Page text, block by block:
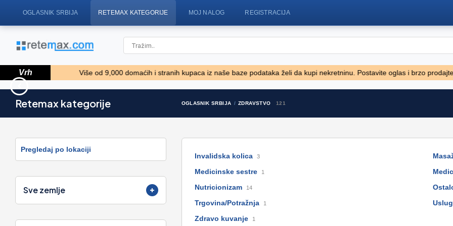
OGLASNIK SRBIJA RETEMAX KATEGORIJE MOJ NALOG REGISTRACIJA
Vrh
***** Više od 9,000 domaćih i stranih kupaca iz naše baze podataka želi da kupi nekretninu. Postavite oglas i brzo prodajte svoj
159' Feadship 1987
4.981.800 EUR
Enclosed Bri..
128.800 EUR
Retemax kategorije OGLASNIK SRBIJA ZDRAVSTVO 121
Pregledaj po lokaciji
Sve zemlje
Invalidska kolica 3
Medicinske sestre 1
Nutricionizam 14
Trgovina/Potražnja 1
Zdravo kuvanje 1